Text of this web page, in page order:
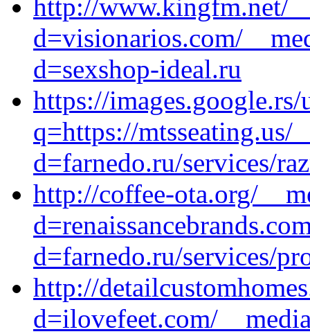
http://www.kingfm.net/
d=visionarios.com/
d=sexshop-ideal.ru
https://images.google.rs/
q=https://mtsseating.us/
d=farnedo.ru/services/
http://coffee-ota.org/
d=farnedo.ru/services/
http://
d=ilovefeet.com/